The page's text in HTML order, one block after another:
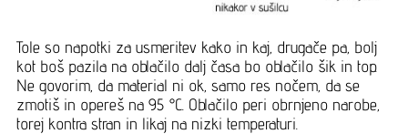
Tole so napotki za usmeritev kako in kaj, drugače pa, bolj
kot boš pazila na oblačilo dalj časa bo oblačilo šik in top.
Ne govorim, da material ni ok, samo res nočem, da se
zmotiš in opereš na 95 °C. Oblačilo peri obrnjeno narobe,
torej kontra stran in likaj na nizki temperaturi.